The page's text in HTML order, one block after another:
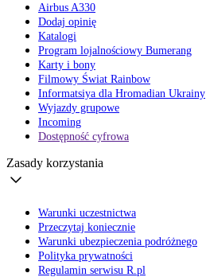
Airbus A330
Dodaj opinię
Katalogi
Program lojalnościowy Bumerang
Karty i bony
Filmowy Świat Rainbow
Informatsiya dla Hromadian Ukrainy
Wyjazdy grupowe
Incoming
Dostępność cyfrowa
Zasady korzystania
Warunki uczestnictwa
Przeczytaj koniecznie
Warunki ubezpieczenia podróżnego
Polityka prywatności
Regulamin serwisu R.pl